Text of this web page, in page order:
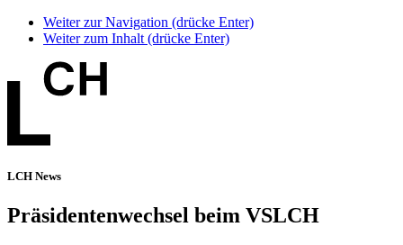
Weiter zur Navigation (drücke Enter)
Weiter zum Inhalt (drücke Enter)
LCH News
Präsidentenwechsel beim VSLCH